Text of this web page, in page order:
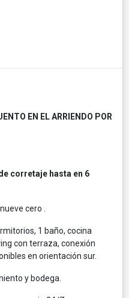
EN EL ARRIENDO POR
corretaje hasta en 6
cero .
1 baño, cocina
con terraza, conexión
en orientación sur.
y bodega.